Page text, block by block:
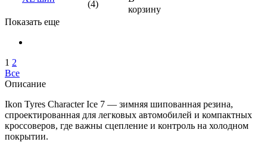
(4)
корзину
Показать еще
1 2
Все
Описание
Ikon Tyres Character Ice 7 — зимняя шипованная резина,
спроектированная для легковых автомобилей и компактных
кроссоверов, где важны сцепление и контроль на холодном
покрытии.